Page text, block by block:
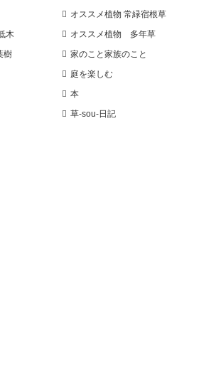
オススメ植物 常緑宿根草
木 オススメ植物 多年草
樹 家のこと家族のこと
庭を楽しむ
本
草-sou-日記